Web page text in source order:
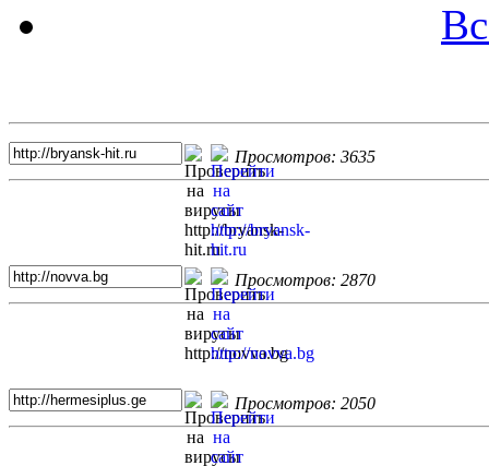
Просмотров: 3635
Просмотров: 2870
Просмотров: 2050